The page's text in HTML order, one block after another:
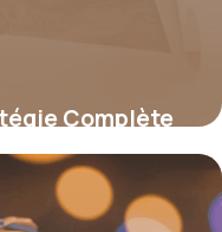
Complète